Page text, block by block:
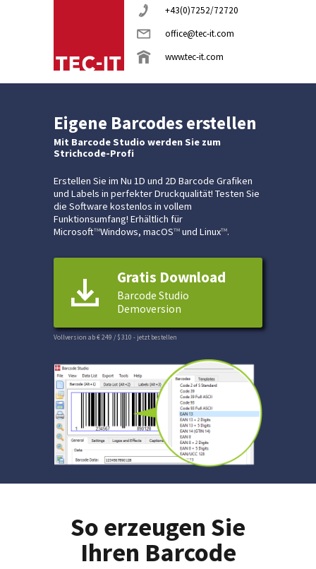
+43(0)7252/72720
office@tec-it.com
www.tec-it.com
Eigene Barcodes erstellen
Mit Barcode Studio werden Sie zum
Strichcode-Profi
Erstellen Sie im Nu 1D und 2D Barcode Grafiken
und Labels in perfekter Druckqualität! Testen Sie
die Software kostenlos in vollem
Funktionsumfang! Erhältlich für
Microsoft™Windows, macOS™und Linux™.
Gratis Download
Barcode Studio
Demoversion
Vollversion ab € 249 / $ 310 - jetzt bestellen
So erzeugen Sie
Ihren Barcode